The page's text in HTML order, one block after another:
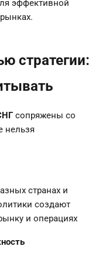
эффективной
стратегии:
сопряжены со
нельзя
странах и
создают
и операциях